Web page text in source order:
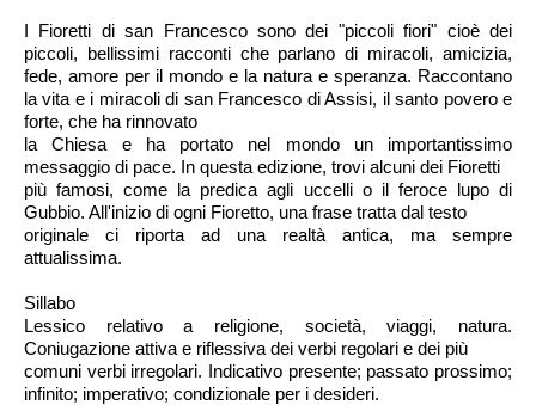
I Fioretti di san Francesco sono dei "piccoli fiori" cioè dei
piccoli, bellissimi racconti che parlano di miracoli, amicizia,
fede, amore per il mondo e la natura e speranza. Raccontano
la vita e i miracoli di san Francesco di Assisi, il santo povero e
forte, che ha rinnovato
la Chiesa e ha portato nel mondo un importantissimo
messaggio di pace. In questa edizione, trovi alcuni dei Fioretti
più famosi, come la predica agli uccelli o il feroce lupo di
Gubbio. All'inizio di ogni Fioretto, una frase tratta dal testo
originale ci riporta ad una realtà antica, ma sempre
attualissima.
Sillabo
Lessico relativo a religione, società, viaggi, natura.
Coniugazione attiva e riflessiva dei verbi regolari e dei più
comuni verbi irregolari. Indicativo presente; passato prossimo;
infinito; imperativo; condizionale per i desideri.